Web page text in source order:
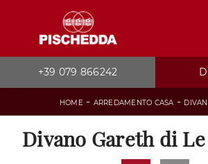
+39 079 866242
HOME - ARREDAMENTO CASA -
Divano Gareth di